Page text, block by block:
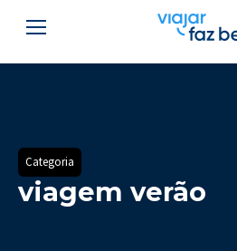
Categoria
viagem verão